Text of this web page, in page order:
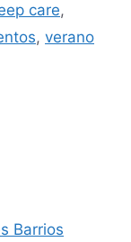
care,
, verano
Barrios